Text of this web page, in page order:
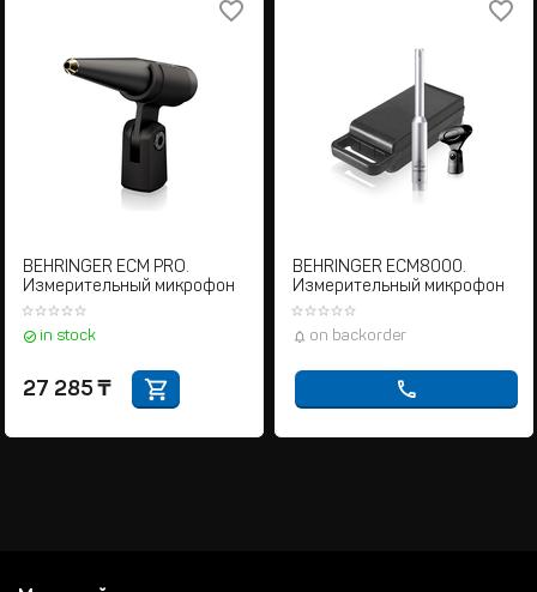
BEHRINGER ECM PRO.
Измерительный микрофон
in stock
27 285 ₸
BEHRINGER ECM8000.
Измерительный микрофон
on backorder